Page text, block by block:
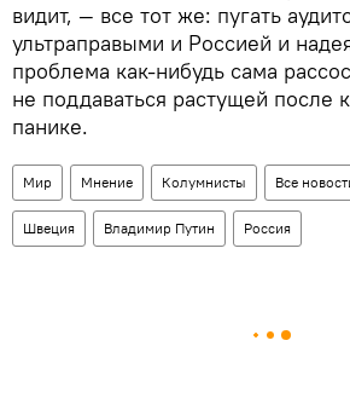
видит, — все тот же: пугать
ультраправыми и Россией и
проблема как-нибудь сама
не поддаваться растущей после
панике.
Мир Мнение Колумнисты Все
Швеция Владимир Путин Россия